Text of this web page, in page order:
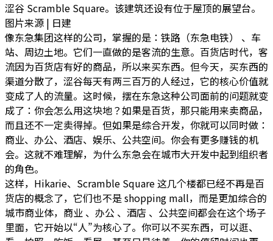
涩谷 Scramble Square。该建筑还设有位于屋顶的展望台。
图片来源 | 日建
像东急集团这样的公司，掌握的是：铁路（东急电铁） 、车
站、周边土地。它们一直做的是客流的生意。百货店时代，客
流因为百货店有好的商品，所以来买东西。但今天，买东西的
渠道分散了，涩谷每天有两三百万的人经过，它的核心价值就
变成了人的流量。这时候，摆在东急这种公司面前的问题就变
成了：你会怎么用这块地？如果是百货，那只能用来卖商品，
而且还不一定卖得掉。但如果是综合开发，你就可以同时做：
商业、办公、酒店、娱乐、公共空间。你会有更多赚钱的机
会。这就不难理解，为什么东急会在城市大开发中起到组织者
的角色。
这样，Hikarie、Scramble Square 这几个楼都已经不再是百
货店的概念了，它们也不是 shopping mall，而是更加综合的
城市商业体，商业 、办公 、酒店 、公共空间都会在这个场子
里面，它开始以“人”为核心了。你可以不买东西，可以逛、